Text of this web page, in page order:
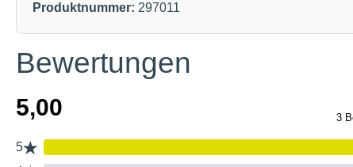
Produktnummer: 297011
Bewertungen